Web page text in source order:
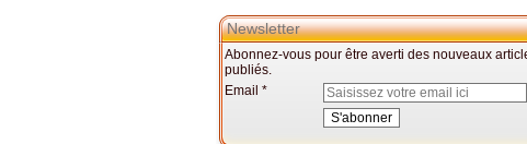
Newsletter
Abonnez-vous pour être averti des nouveaux
publiés.
Email